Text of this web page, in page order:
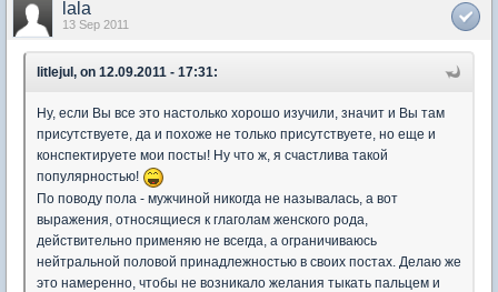
lala
13 Sep 2011
litlejul, on 12.09.2011 - 17:31:
Ну, если Вы все это настолько хорошо изучили, значит и Вы там
присутствуете, да и похоже не только присутствуете, но еще и
конспектируете мои посты! Ну что ж, я счастлива такой
популярностью!
По поводу пола - мужчиной никогда не называлась, а вот
выражения, относящиеся к глаголам женского рода,
действительно применяю не всегда, а ограничиваюсь
нейтральной половой принадлежностью в своих постах. Делаю же
это намеренно, чтобы не возникало желания тыкать пальцем и